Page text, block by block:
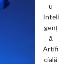
u
Inteli
genț
ă
Artifi
cială